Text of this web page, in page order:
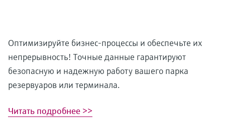
Оптимизируйте бизнес-процессы и обеспечьте их
непрерывность! Точные данные гарантируют
безопасную и надежную работу вашего парка
резервуаров или терминала.
Читать подробнее >>